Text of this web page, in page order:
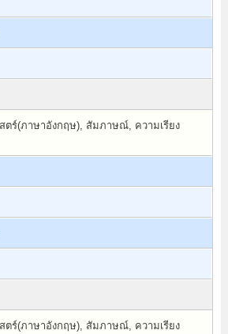
ตร์(ภาษาอังกฤษ), สัมภาษณ์, ความเรียง
ตร์(ภาษาอังกฤษ), สัมภาษณ์, ความเรียง